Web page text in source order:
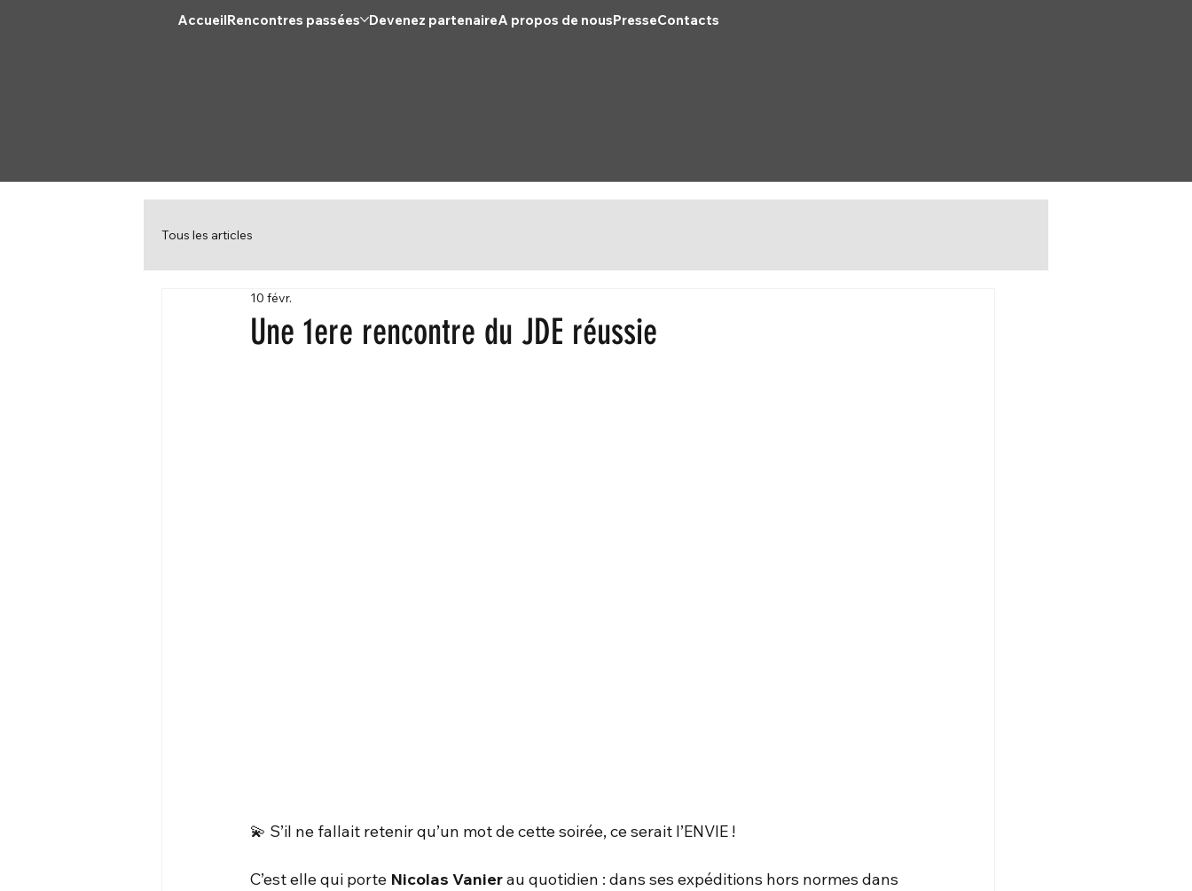
AccueilRencontres passées Devenez partenaireA propos de nousPresseContacts
Tous les articles
Une 1ere rencontre du JDE réussie
10 févr.
💫 S’il ne fallait retenir qu’un mot de cette soirée, ce serait l’ENVIE !
C’est elle qui porte Nicolas Vanier au quotidien : dans ses expéditions hors normes dans